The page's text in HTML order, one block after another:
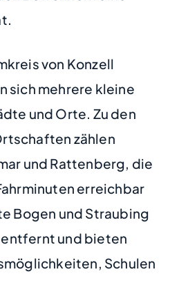
von Konzell
sich mehrere kleine
und Orte. Zu den
zählen
und Rattenberg, die
erreichbar
Bogen und Straubing
und bieten
Schulen